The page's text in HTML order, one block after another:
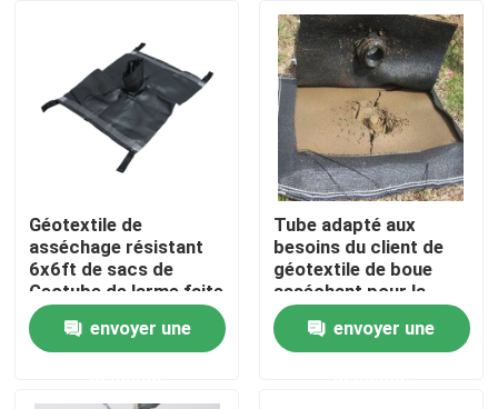
A propos de nous
Visite d'usine
Contrôle de la qualité
Contact
Géotextile de
asséchage résistant
6x6ft de sacs de
Geotube de larme faite
sur commande
envoyer une
Tube adapté aux
besoins du client de
géotextile de boue
asséchant pour la
plage côtière
envoyer une